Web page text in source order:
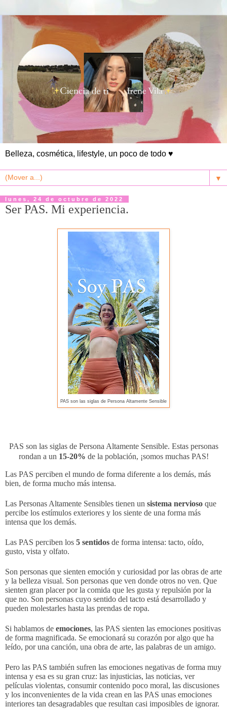
Belleza, cosmética, lifestyle, un poco de todo ♥
▼
lunes, 24 de octubre de 2022
Ser PAS. Mi experiencia.
PAS son las siglas de Persona Altamente Sensible
PAS son las siglas de Persona Altamente Sensible. Estas personas
rondan a un 15-20% de la población, ¡somos muchas PAS!
Las PAS perciben el mundo de forma diferente a los demás, más
bien, de forma mucho más intensa.
Las Personas Altamente Sensibles tienen un sistema nervioso que
percibe los estímulos exteriores y los siente de una forma más
intensa que los demás.
Las PAS perciben los 5 sentidos de forma intensa: tacto, oído,
gusto, vista y olfato.
Son personas que sienten emoción y curiosidad por las obras de arte
y la belleza visual. Son personas que ven donde otros no ven. Que
sienten gran placer por la comida que les gusta y repulsión por la
que no. Son personas cuyo sentido del tacto está desarrollado y
pueden molestarles hasta las prendas de ropa.
Si hablamos de emociones, las PAS sienten las emociones positivas
de forma magnificada. Se emocionará su corazón por algo que ha
leído, por una canción, una obra de arte, las palabras de un amigo.
Pero las PAS también sufren las emociones negativas de forma muy
intensa y esa es su gran cruz: las injusticias, las noticias, ver
películas violentas, consumir contenido poco moral, las discusiones
y los inconvenientes de la vida crean en las PAS unas emociones
interiores tan desagradables que resultan casi imposibles de ignorar.